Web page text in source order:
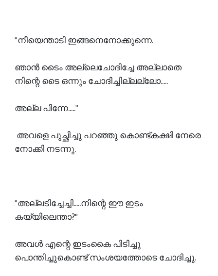
"നീയെന്താടി ഇങ്ങനെനോക്കുന്നെ.
ഞാൻ ടൈം അല്ലെചോദിച്ചേ അല്ലാതെ
നിന്റെ ടൈ ഒന്നും ചോദിച്ചില്ലല്ലോ.....
അല്ല പിന്നേ....."
അവളെ പുച്ഛിച്ചു പറഞ്ഞു കൊണ്ട്കക്ഷി നേരെ
നോക്കി നടന്നു.
"അല്ലടിച്ചേച്ചി.....നിന്റെ ഈ ഇടം
കയ്യിലെന്താ?"
അവൾ എന്റെ ഇടംകൈ പിടിച്ചു
പൊന്തിച്ചുകൊണ്ട് സംശയത്തോടെ ചോദിച്ചു.